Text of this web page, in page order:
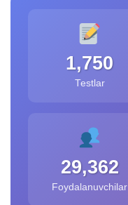
1,750
Testlar
29,362
Foydalanuvchilar